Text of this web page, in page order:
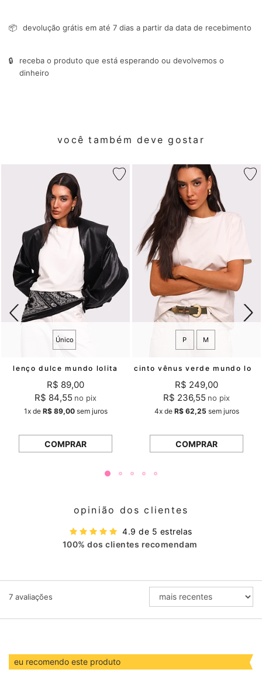
📦 devolução grátis em até 7 dias a partir da data de recebimento
🔒
receba o produto que está esperando ou devolvemos o
dinheiro
você também deve gostar
lenço dulce mundo lolita
Único
R$ 89,00
R$ 84,55 no pix
1xde R$ 89,00sem juros
COMPRAR
P M
R$ 249,00
R$ 236,55 no pix
4xde R$ 62,25 sem juros
COMPRAR
opinião dos clientes
4.9 de 5 estrelas
100% dos clientes recomendam
7 avaliações
ORDENAR
eu recomendo este produto